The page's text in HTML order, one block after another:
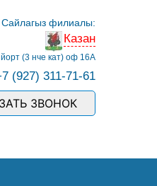
Сайлагыз филиалы:
Казан
(3 нче кат) оф 16А
(927) 311-71-61
ЗВОНОК